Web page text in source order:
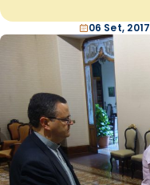
06 Set, 2017